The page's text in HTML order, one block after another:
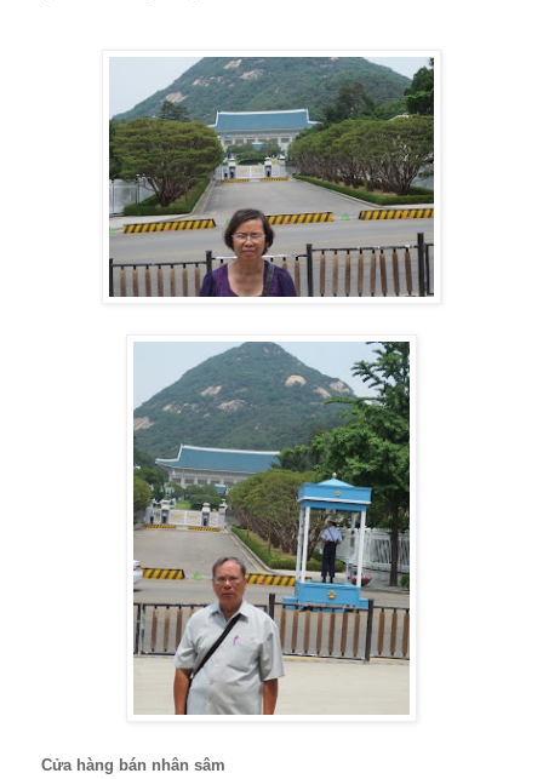
Cửa hàng bán nhân sâm